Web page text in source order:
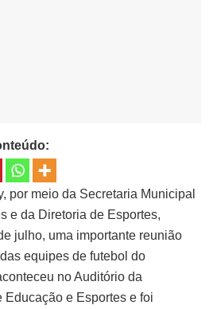
por meio da Secretaria Municipal
e da Diretoria de Esportes,
julho, uma importante reunião
equipes de futebol do
no Auditório da
e Esportes e foi